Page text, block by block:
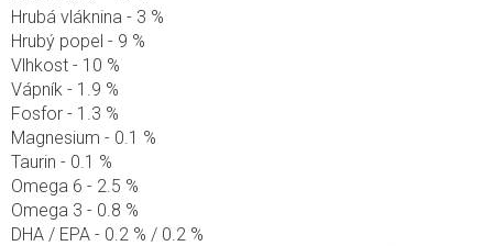
Hrubá vláknina - 3 %
Hrubý popel - 9 %
Vlhkost - 10 %
Vápník - 1.9 %
Fosfor - 1.3 %
Magnesium - 0.1 %
Taurin - 0.1 %
Omega 6 - 2.5 %
Omega 3 - 0.8 %
DHA / EPA - 0.2 % / 0.2 %